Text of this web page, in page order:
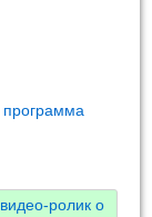
программа
ролик о